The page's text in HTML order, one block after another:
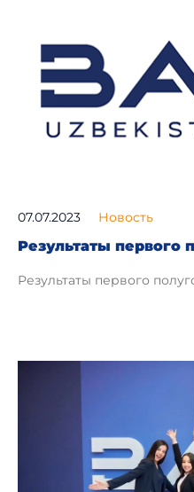
07.07.2023 Новость
Результаты первого
Результаты первого